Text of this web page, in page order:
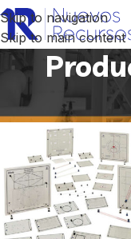
Skip to navigation
Skip to main content
Inicio Productos